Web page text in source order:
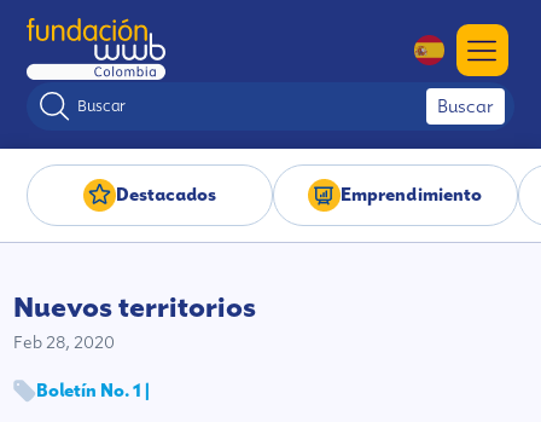
Buscar
Destacados Emprendimiento
Nuevos territorios
Feb 28, 2020
Boletín No. 1 |